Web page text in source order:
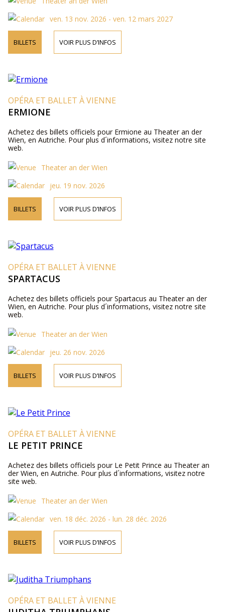
ven. 13 nov. 2026 - ven. 12 mars 2027
BILLETS VOIR PLUS D’INFOS
OPÉRA ET BALLET À VIENNE
ERMIONE
Achetez des billets officiels pour Ermione au Theater an der
Wien, en Autriche. Pour plus d´informations, visitez notre site
web.
Theater an der Wien
jeu. 19 nov. 2026
BILLETS VOIR PLUS D’INFOS
OPÉRA ET BALLET À VIENNE
SPARTACUS
Achetez des billets officiels pour Spartacus au Theater an der
Wien, en Autriche. Pour plus d´informations, visitez notre site
web.
Theater an der Wien
jeu. 26 nov. 2026
BILLETS VOIR PLUS D’INFOS
OPÉRA ET BALLET À VIENNE
LE PETIT PRINCE
Achetez des billets officiels pour Le Petit Prince au Theater an
der Wien, en Autriche. Pour plus d´informations, visitez notre
site web.
Theater an der Wien
ven. 18 déc. 2026 - lun. 28 déc. 2026
BILLETS VOIR PLUS D’INFOS
OPÉRA ET BALLET À VIENNE